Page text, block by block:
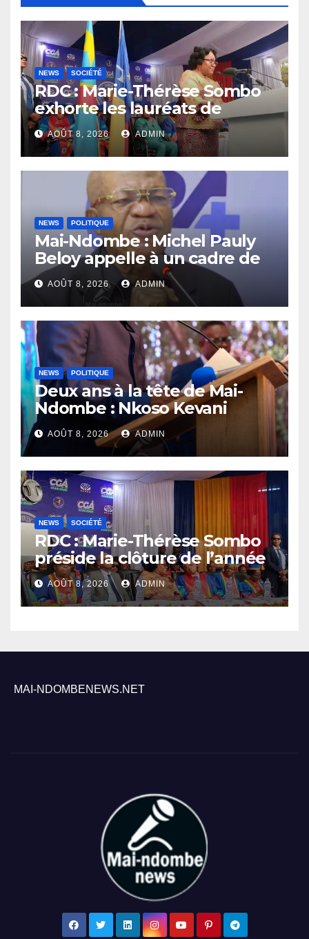
NEWS SOCIÉTÉ
RDC : Marie-Thérèse Sombo
exhorte les lauréats de
l’UNIKIN à mettre leurs
compétences au service de
la nation
AOÛT 8, 2026 ADMIN
NEWS POLITIQUE
Mai-Ndombe : Michel Pauly
Beloy appelle à un cadre de
concertation avant la tenue
du dialogue inclusif
AOÛT 8, 2026 ADMIN
NEWS POLITIQUE
Deux ans à la tête de Mai-
Ndombe : Nkoso Kevani
défend son bilan et fait de la
sécurité sa priorité
AOÛT 8, 2026 ADMIN
NEWS SOCIÉTÉ
RDC : Marie-Thérèse Sombo
préside la clôture de l’année
académique 2025-2026 à
l’UNIKIN
AOÛT 8, 2026 ADMIN
MAI-NDOMBENEWS.NET